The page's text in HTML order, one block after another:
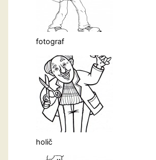
fotograf
holič